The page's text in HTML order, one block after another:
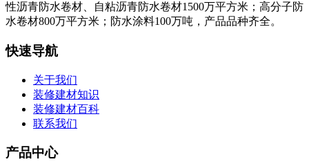
性沥青防水卷材、自粘沥青防水卷材1500万平方米；高分子防
水卷材800万平方米；防水涂料100万吨，产品品种齐全。
快速导航
关于我们
装修建材知识
装修建材百科
联系我们
产品中心